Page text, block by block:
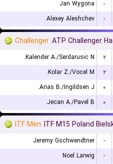
Jan Wygona
-
Alexey Aleshchev
-
Challenger ATP Challenger
Kalender A./Serdarusic N. ۲
Kolar Z./Vocel M.
۲
Arias B./Ingildsen J.
۰
Jecan A./Pavel B.
۰
ITF Men ITF M15 Poland
Jeremy Gschwendtner -
Noel Larwig
-